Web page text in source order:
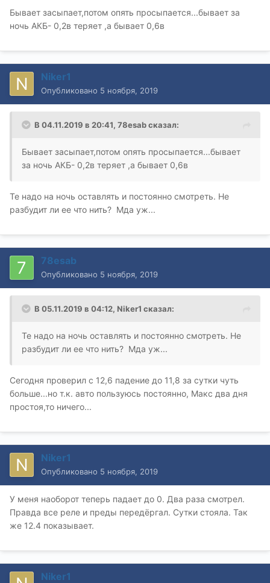
Бывает засыпает,потом опять просыпается...бывает за
ночь АКБ- 0,2в теряет ,а бывает 0,6в
Niker1
Опубликовано 5 ноября, 2019
В 04.11.2019 в 20:41, 78esabсказал:
Бывает засыпает,потом опять просыпается...бывает
за ночь АКБ- 0,2в теряет ,а бывает 0,6в
Те надо на ночь оставлять и постоянно смотреть. Не
разбудит ли ее что нить? Мда уж...
78esab
Опубликовано 5 ноября, 2019
В 05.11.2019 в 04:12, Niker1 сказал:
Те надо на ночь оставлять и постоянно смотреть. Не
разбудит ли ее что нить? Мда уж...
Сегодня проверил с 12,6 падение до 11,8 за сутки чуть
больше...но т.к. авто пользуюсь постоянно, Макс два дня
простоя,то ничего...
Niker1
Опубликовано 5 ноября, 2019
У меня наоборот теперь падает до 0. Два раза смотрел.
Правда все реле и преды передёргал. Сутки стояла. Так
же 12.4 показывает.
Niker1